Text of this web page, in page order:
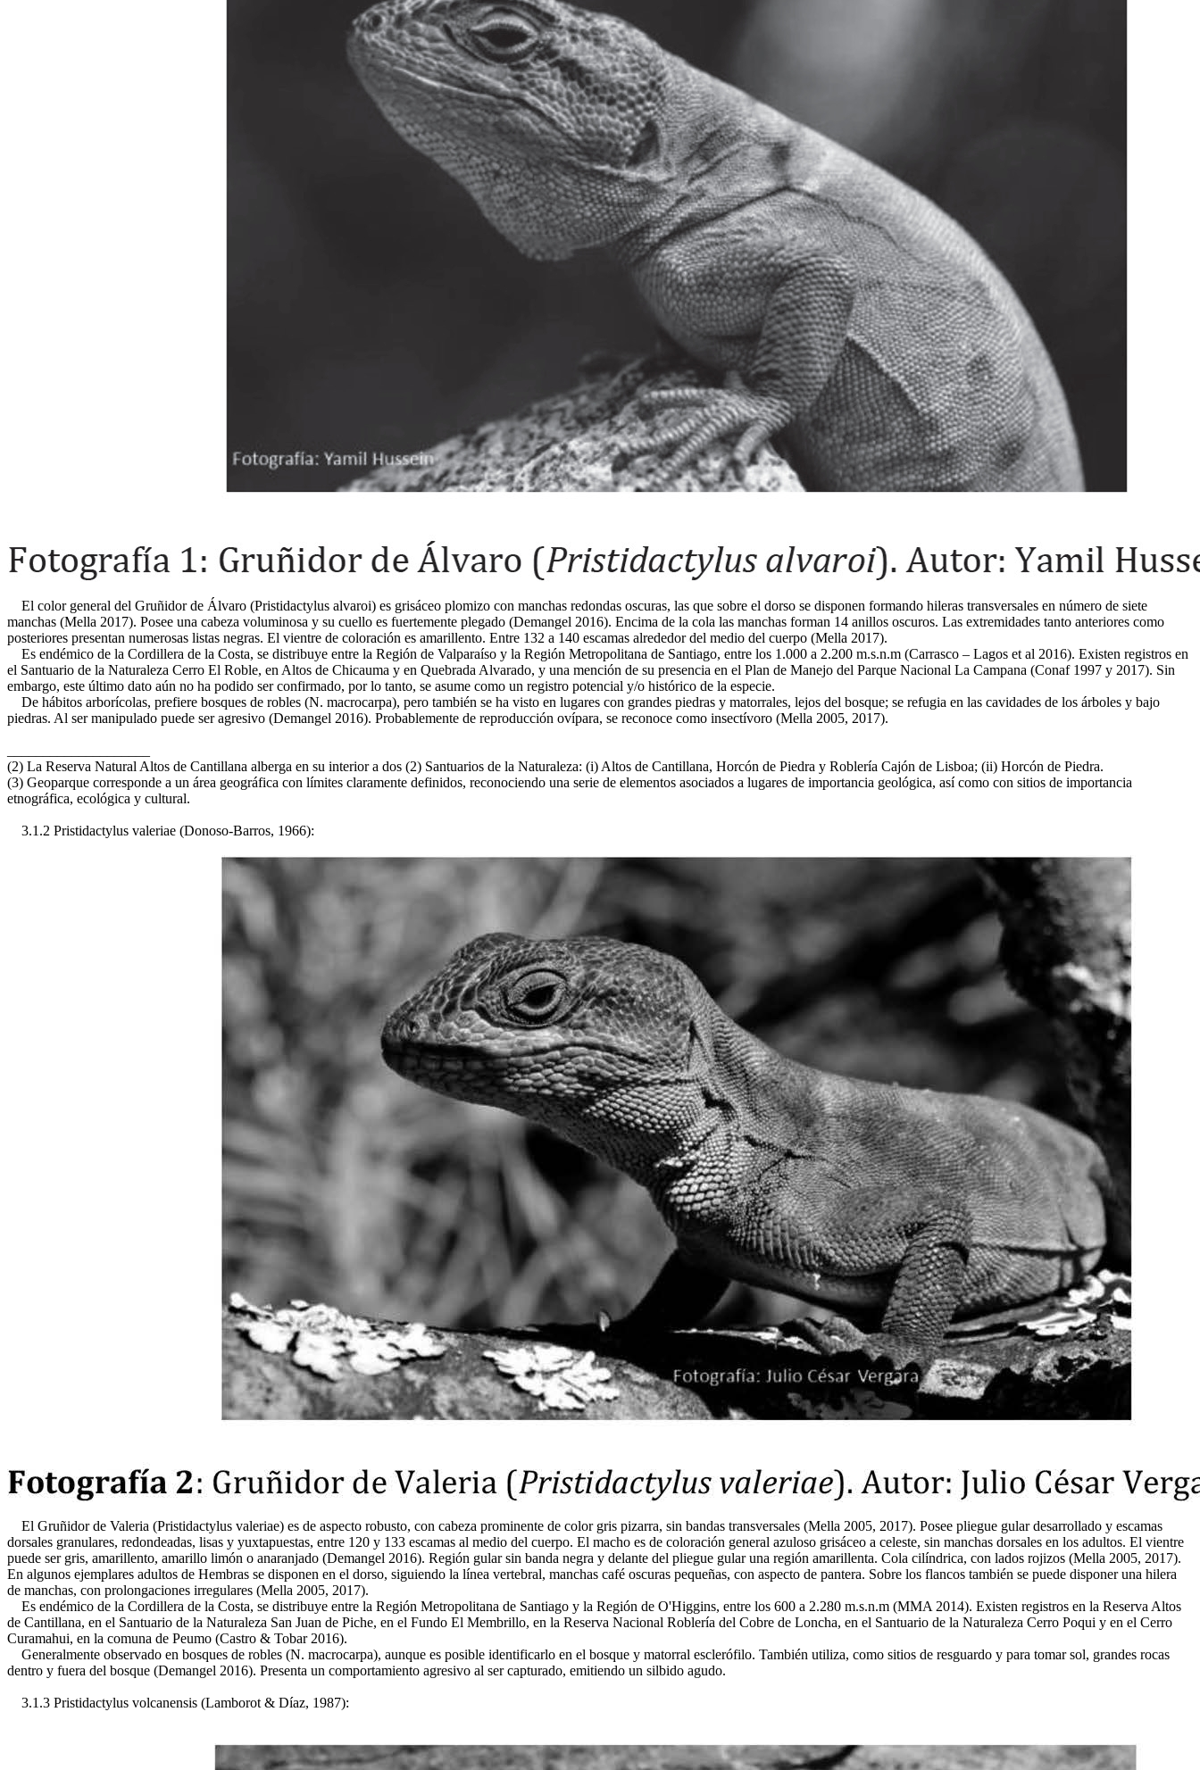
El color general del Gruñidor de Álvaro (Pristidactylus alvaroi) es grisáceo plomizo con manchas redondas oscuras, las que sobre el dorso se disponen formando hileras transversales en número de siete
manchas (Mella 2017). Posee una cabeza voluminosa y su cuello es fuertemente plegado (Demangel 2016). Encima de la cola las manchas forman 14 anillos oscuros. Las extremidades tanto anteriores como
posteriores presentan numerosas listas negras. El vientre de coloración es amarillento. Entre 132 a 140 escamas alrededor del medio del cuerpo (Mella 2017).
Es endémico de la Cordillera de la Costa, se distribuye entre la Región de Valparaíso y la Región Metropolitana de Santiago, entre los 1.000 a 2.200 m.s.n.m (Carrasco – Lagos et al 2016). Existen registros en
el Santuario de la Naturaleza Cerro El Roble, en Altos de Chicauma y en Quebrada Alvarado, y una mención de su presencia en el Plan de Manejo del Parque Nacional La Campana (Conaf 1997 y 2017). Sin
embargo, este último dato aún no ha podido ser confirmado, por lo tanto, se asume como un registro potencial y/o histórico de la especie.
De hábitos arborícolas, prefiere bosques de robles (N. macrocarpa), pero también se ha visto en lugares con grandes piedras y matorrales, lejos del bosque; se refugia en las cavidades de los árboles y bajo
piedras. Al ser manipulado puede ser agresivo (Demangel 2016). Probablemente de reproducción ovípara, se reconoce como insectívoro (Mella 2005, 2017).
(2) La Reserva Natural Altos de Cantillana alberga en su interior a dos (2) Santuarios de la Naturaleza: (i) Altos de Cantillana, Horcón de Piedra y Roblería Cajón de Lisboa; (ii) Horcón de Piedra.
(3) Geoparque corresponde a un área geográfica con límites claramente definidos, reconociendo una serie de elementos asociados a lugares de importancia geológica, así como con sitios de importancia
etnográfica, ecológica y cultural.
3.1.2 Pristidactylus valeriae (Donoso-Barros, 1966):
El Gruñidor de Valeria (Pristidactylus valeriae) es de aspecto robusto, con cabeza prominente de color gris pizarra, sin bandas transversales (Mella 2005, 2017). Posee pliegue gular desarrollado y escamas
dorsales granulares, redondeadas, lisas y yuxtapuestas, entre 120 y 133 escamas al medio del cuerpo. El macho es de coloración general azuloso grisáceo a celeste, sin manchas dorsales en los adultos. El vientre
puede ser gris, amarillento, amarillo limón o anaranjado (Demangel 2016). Región gular sin banda negra y delante del pliegue gular una región amarillenta. Cola cilíndrica, con lados rojizos (Mella 2005, 2017).
En algunos ejemplares adultos de Hembras se disponen en el dorso, siguiendo la línea vertebral, manchas café oscuras pequeñas, con aspecto de pantera. Sobre los flancos también se puede disponer una hilera
de manchas, con prolongaciones irregulares (Mella 2005, 2017).
Es endémico de la Cordillera de la Costa, se distribuye entre la Región Metropolitana de Santiago y la Región de O'Higgins, entre los 600 a 2.280 m.s.n.m (MMA 2014). Existen registros en la Reserva Altos
de Cantillana, en el Santuario de la Naturaleza San Juan de Piche, en el Fundo El Membrillo, en la Reserva Nacional Roblería del Cobre de Loncha, en el Santuario de la Naturaleza Cerro Poqui y en el Cerro
Curamahui, en la comuna de Peumo (Castro & Tobar 2016).
Generalmente observado en bosques de robles (N. macrocarpa), aunque es posible identificarlo en el bosque y matorral esclerófilo. También utiliza, como sitios de resguardo y para tomar sol, grandes rocas
dentro y fuera del bosque (Demangel 2016). Presenta un comportamiento agresivo al ser capturado, emitiendo un silbido agudo.
3.1.3 Pristidactylus volcanensis (Lamborot & Díaz, 1987):